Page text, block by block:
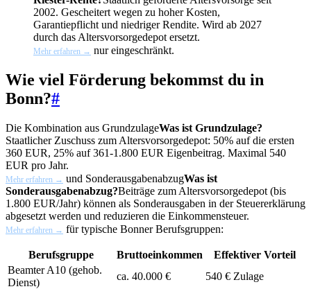
2002. Gescheitert wegen zu hoher Kosten,
Garantiepflicht und niedriger Rendite. Wird ab 2027
durch das Altersvorsorgedepot ersetzt.
Mehr erfahren → nur eingeschränkt.
Wie viel Förderung bekommst du in
Bonn?#
Die Kombination aus GrundzulageWas ist Grundzulage?
Staatlicher Zuschuss zum Altersvorsorgedepot: 50% auf die ersten
360 EUR, 25% auf 361-1.800 EUR Eigenbeitrag. Maximal 540
EUR pro Jahr.
Mehr erfahren → und SonderausgabenabzugWas ist
Sonderausgabenabzug?Beiträge zum Altersvorsorgedepot (bis
1.800 EUR/Jahr) können als Sonderausgaben in der Steuererklärung
abgesetzt werden und reduzieren die Einkommensteuer.
Mehr erfahren → für typische Bonner Berufsgruppen:
Berufsgruppe Bruttoeinkommen
Effektiver Vorteil
Beamter A10 (gehob.
Dienst)
ca. 40.000 €
540 € Zulage